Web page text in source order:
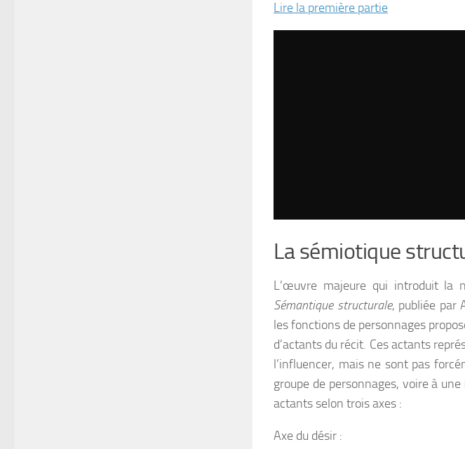
Lire la première partie
La sémiotique
L’œuvre majeure qui introduit la
Sémantique structurale, publiée par
les fonctions de personnages
d’actants du récit. Ces actants
l’influencer, mais ne sont pas
groupe de personnages, voire à
actants selon trois axes :
Axe du désir :